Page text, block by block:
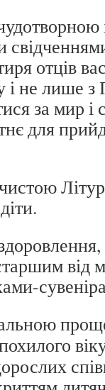
отців
і не лише
за мир і
для
від